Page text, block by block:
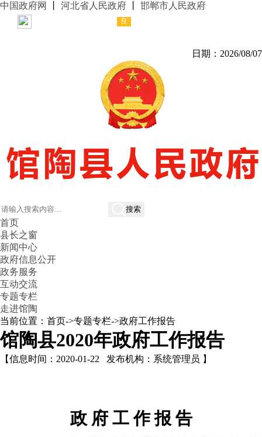
中国政府网 河北省人民政府 邯郸市人民政府
日期： 2026/08/07
搜索
首页
县长之窗
新闻中心
政府信息公开
政务服务
互动交流
专题专栏
走进馆陶
当前位置：首页->专题专栏->政府工作报告
馆陶县2020年政府工作报告
【信息时间：2020-01-22 发布机构：系统管理员 】
政 府 工 作 报 告